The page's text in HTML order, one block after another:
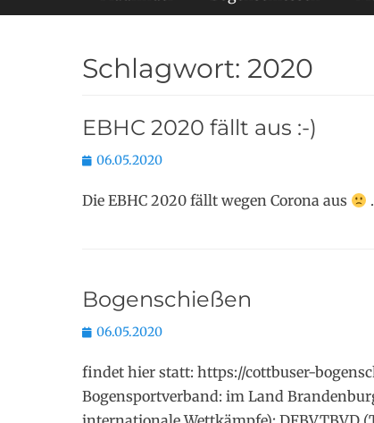
Schlagwort: 2020
EBHC 2020 fällt aus :-)
Posted
06.05.2020
Die EBHC 2020 fällt wegen Corona aus
Bogenschießen
Posted
06.05.2020
findet hier statt: https://cottbuser-
Bogensportverband: im Land